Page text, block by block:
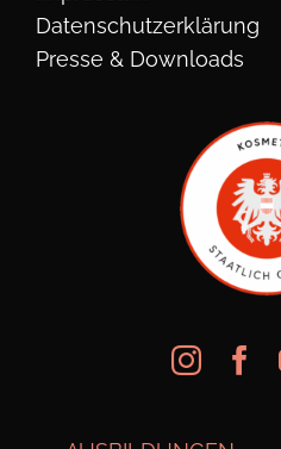
Datenschutzerklärung
Presse & Downloads